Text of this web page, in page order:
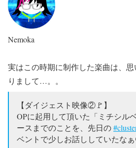
— Nemoka-kun(namekoちゃん)🎸✨
October 13, 2023
Nemoka
実はこの時期に制作した楽曲は、
りまして…。。
【ダイジェスト映像②🚩】
OPに起用して頂いた「ミチシル
ースまでのことを、先日の
ベントで少しお話ししていたな